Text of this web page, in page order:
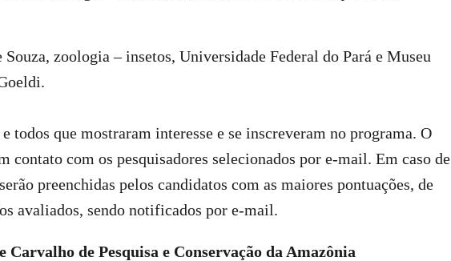
Souza, zoologia – insetos, Universidade Federal do Pará e Museu
todos que mostraram interesse e se inscreveram no programa. O
contato com os pesquisadores selecionados por e-mail. Em caso de
preenchidas pelos candidatos com as maiores pontuações, de
avaliados, sendo notificados por e-mail.
Carvalho de Pesquisa e Conservação da Amazônia